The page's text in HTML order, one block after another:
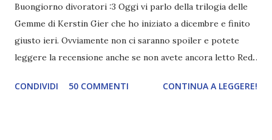
Buongiorno divoratori :3 Oggi vi parlo della trilogia delle
Gemme di Kerstin Gier che ho iniziato a dicembre e finito
giusto ieri. Ovviamente non ci saranno spoiler e potete
leggere la recensione anche se non avete ancora letto Red.
Green sono state delle letture molto piacevoli ma non
CONDIVIDI 50 COMMENTI CONTINUA A LEGGERE!